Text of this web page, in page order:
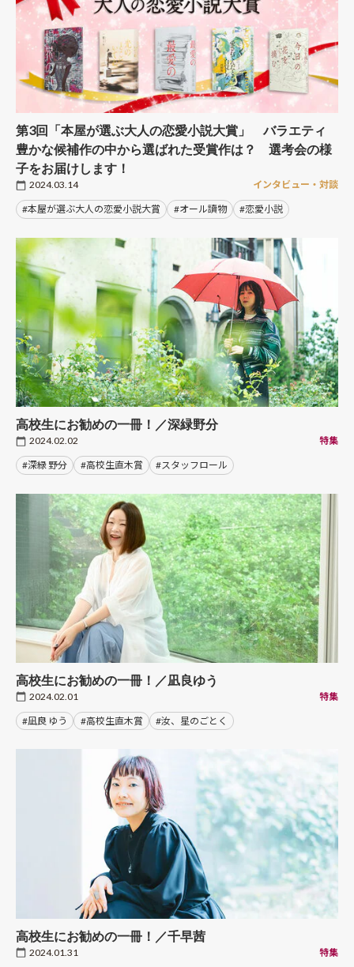
第3回「本屋が選ぶ大人の恋愛小説大賞」 バラエティ
豊かな候補作の中から選ばれた受賞作は？ 選考会の様
子をお届けします！
2024.03.14 インタビュー・対談
#本屋が選ぶ大人の恋愛小説大賞 #オール讀物 #恋愛小説
高校生にお勧めの一冊！／深緑野分
2024.02.02 特集
#深緑 野分 #高校生直木賞 #スタッフロール
高校生にお勧めの一冊！／凪良ゆう
2024.02.01 特集
#凪良 ゆう #高校生直木賞 #汝、星のごとく
高校生にお勧めの一冊！／千早茜
2024.01.31 特集